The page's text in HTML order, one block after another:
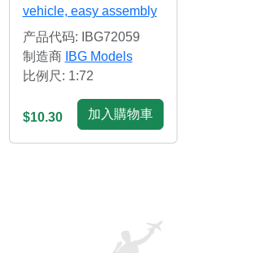
vehicle, easy assembly
产品代码: IBG72059
制造商 IBG Models
比例尺: 1:72
$10.30 加入購物車